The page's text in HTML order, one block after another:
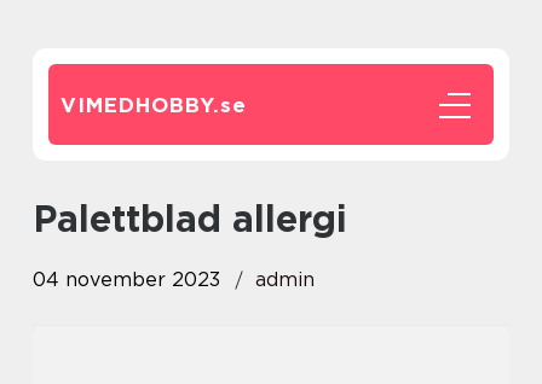
VIMEDHOBBY.se
palettblad allergi
04 november 2023 admin